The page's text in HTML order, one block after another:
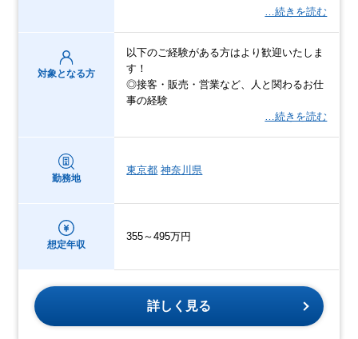
…続きを読む
対象となる方
以下のご経験がある方はより歓迎いたしま
す！
◎接客・販売・営業など、人と関わるお仕
事の経験
…続きを読む
勤務地
東京都 神奈川県
想定年収
355～495万円
詳しく見る